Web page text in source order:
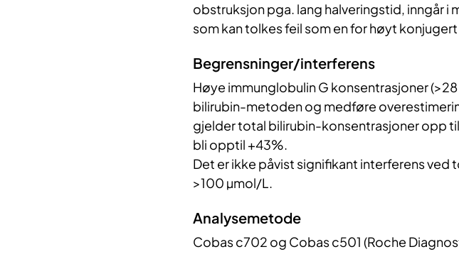
obstruksjon pga. lang halveringstid, inngår i
som kan tolkes feil som en for høyt
Begrensninger/interferens
Høye immunglobulin G konsentrasjoner
bilirubin-metoden og medføre
gjelder total bilirubin-konsentrasjoner opp
bli opptil +43%.
Det er ikke påvist signifikant interferens ved
>100 µmol/L.
Analysemetode
Cobas c702 og Cobas c501 (Roche